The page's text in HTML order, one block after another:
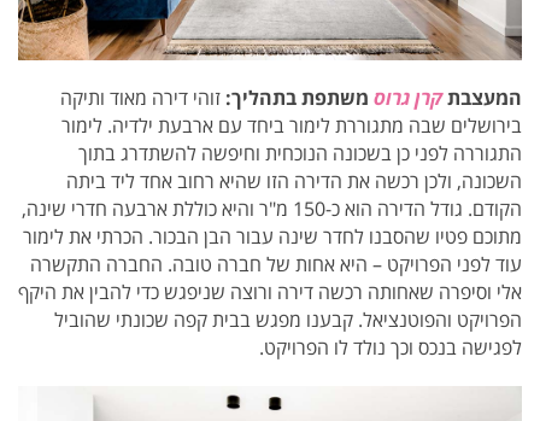
המעצבתקרן גרוס משתפת בתהליך: זוהי דירה מאוד ותיקה
בירושלים שבה מתגוררת לימור ביחד עם ארבעת ילדיה. לימור
התגוררה לפני כן בשכונה הנוכחית וחיפשה להשתדרג בתוך
השכונה, ולכן רכשה את הדירה הזו שהיא רחוב אחד ליד ביתה
הקודם. גודל הדירה הוא כ-150 מ"ר והיא כוללת ארבעה חדרי שינה,
מתוכם פטיו שהסבנו לחדר שינה עבור הבן הבכור. הכרתי את לימור
עוד לפני הפרויקט – היא אחות של חברה טובה. החברה התקשרה
אלי וסיפרה שאחותה רכשה דירה ורוצה שניפגש כדי להבין את היקף
הפרויקט והפוטנציאל. קבענו מפגש בבית קפה שכונתי שהוביל
לפגישה בנכס וכך נולד לו הפרויקט.